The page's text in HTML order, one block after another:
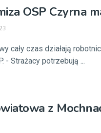
OSP Czyrna
cały czas działają
- Strażacy potrzebują ...
z